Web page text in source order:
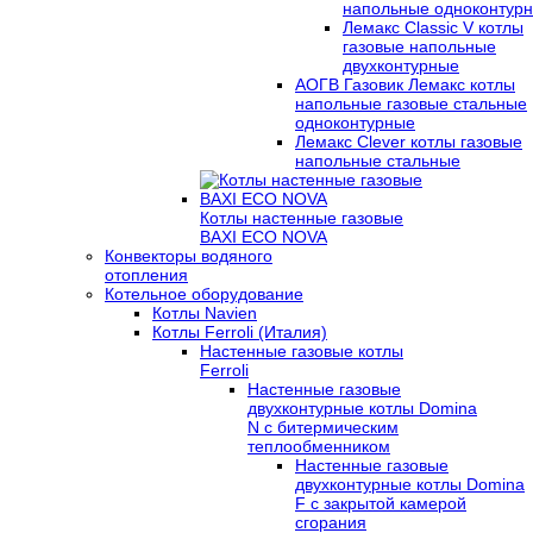
напольные
Лемакс Classic V котлы
газовые напольные
двухконтурные
АОГВ Газовик Лемакс котлы
напольные газовые стальные
одноконтурные
Лемакс Clever котлы газовые
напольные стальные
Котлы настенные газовые
BAXI ECO NOVA
Конвекторы водяного
отопления
Котельное оборудование
Котлы Navien
Котлы Ferroli (Италия)
Настенные газовые котлы
Ferroli
Настенные газовые
двухконтурные котлы Domina
N с битермическим
теплообменником
Настенные газовые
двухконтурные котлы Domina
F с закрытой камерой
сгорания